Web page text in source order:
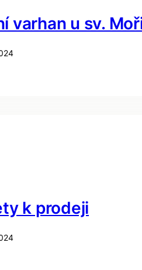
varhan u sv.
k prodeji